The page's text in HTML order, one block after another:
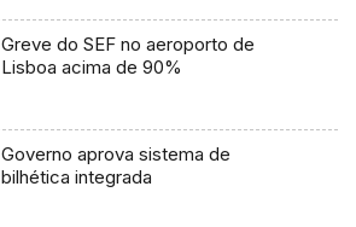
Greve do SEF no aeroporto de
Lisboa acima de 90%
Governo aprova sistema de
bilhética integrada